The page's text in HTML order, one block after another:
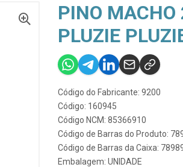
PINO
PLUZIE
Código do Fabricante: 9200
Código: 160945
Código NCM: 85366910
Código de Barras do Produto:
Código de Barras da Caixa:
Embalagem: UNIDADE